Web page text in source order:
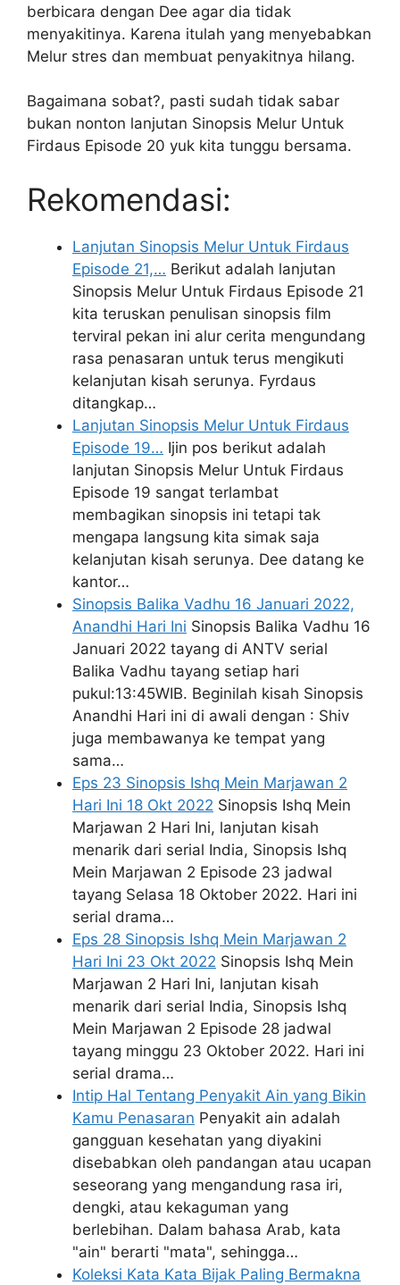
berbicara dengan Dee agar dia tidak
menyakitinya. Karena itulah yang menyebabkan
Melur stres dan membuat penyakitnya hilang.
Bagaimana sobat?, pasti sudah tidak sabar
bukan nonton lanjutan Sinopsis Melur Untuk
Firdaus Episode 20 yuk kita tunggu bersama.
Rekomendasi:
Lanjutan Sinopsis Melur Untuk Firdaus
Episode 21,… Berikut adalah lanjutan
Sinopsis Melur Untuk Firdaus Episode 21
kita teruskan penulisan sinopsis film
terviral pekan ini alur cerita mengundang
rasa penasaran untuk terus mengikuti
kelanjutan kisah serunya. Fyrdaus
ditangkap…
Lanjutan Sinopsis Melur Untuk Firdaus
Episode 19… Ijin pos berikut adalah
lanjutan Sinopsis Melur Untuk Firdaus
Episode 19 sangat terlambat
membagikan sinopsis ini tetapi tak
mengapa langsung kita simak saja
kelanjutan kisah serunya. Dee datang ke
kantor…
Sinopsis Balika Vadhu 16 Januari 2022,
Anandhi Hari Ini Sinopsis Balika Vadhu 16
Januari 2022 tayang di ANTV serial
Balika Vadhu tayang setiap hari
pukul:13:45WIB. Beginilah kisah Sinopsis
Anandhi Hari ini di awali dengan : Shiv
juga membawanya ke tempat yang
sama…
Eps 23 Sinopsis Ishq Mein Marjawan 2
Hari Ini 18 Okt 2022 Sinopsis Ishq Mein
Marjawan 2 Hari Ini, lanjutan kisah
menarik dari serial India, Sinopsis Ishq
Mein Marjawan 2 Episode 23 jadwal
tayang Selasa 18 Oktober 2022. Hari ini
serial drama…
Eps 28 Sinopsis Ishq Mein Marjawan 2
Hari Ini 23 Okt 2022 Sinopsis Ishq Mein
Marjawan 2 Hari Ini, lanjutan kisah
menarik dari serial India, Sinopsis Ishq
Mein Marjawan 2 Episode 28 jadwal
tayang minggu 23 Oktober 2022. Hari ini
serial drama…
Intip Hal Tentang Penyakit Ain yang Bikin
Kamu Penasaran Penyakit ain adalah
gangguan kesehatan yang diyakini
disebabkan oleh pandangan atau ucapan
seseorang yang mengandung rasa iri,
dengki, atau kekaguman yang
berlebihan. Dalam bahasa Arab, kata
"ain" berarti "mata", sehingga…
Koleksi Kata Kata Bijak Paling Bermakna